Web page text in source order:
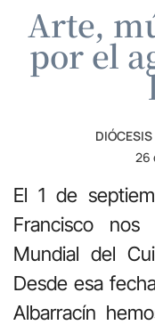
Arte,
por el
DIÓCESIS
26
El 1 de
Francisco
Mundial del
Desde esa
Albarracín